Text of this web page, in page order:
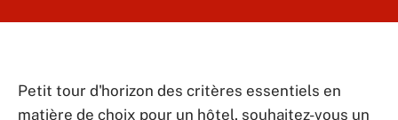
Petit tour d'horizon des critères essentiels en
matière de choix pour un hôtel, souhaitez-vous un